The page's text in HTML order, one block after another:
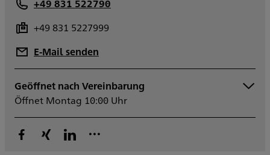
+49 831 522790
+49 831 5227999
E-Mail senden
Geöffnet nach Vereinbarung
Öffnet Montag 10:00 Uhr
Montag
Dienstag
Mittwoch
Donnerstag